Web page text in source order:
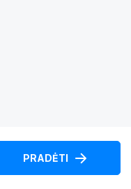
PRADĖTI